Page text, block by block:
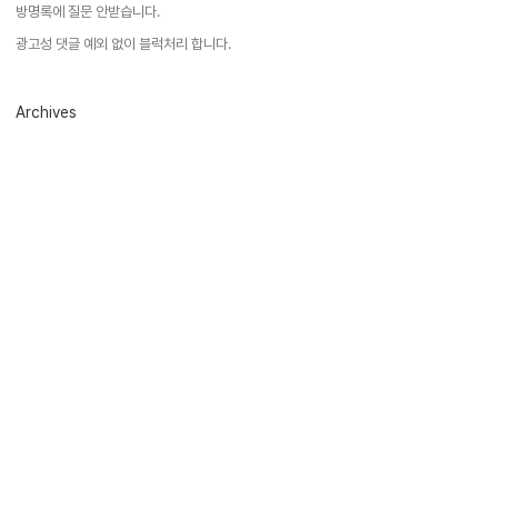
방명록에 질문 안받습니다.
광고성 댓글 예외 없이 블럭처리 합니다.
Archives